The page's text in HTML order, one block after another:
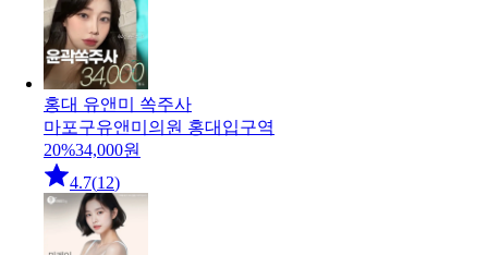
홍대 유앤미 쏙주사
마포구유앤미의원 홍대입구역
20%34,000원
4.7(12)